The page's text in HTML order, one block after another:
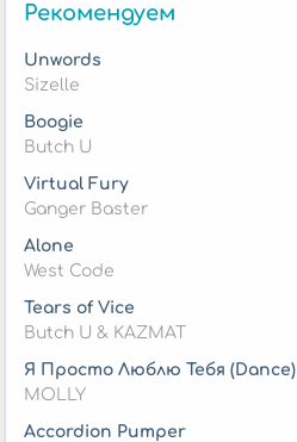
Рекомендуем
Unwords
Sizelle
Boogie
Butch U
Virtual Fury
Ganger Baster
Alone
West Code
Tears of Vice
Butch U & KAZMAT
Я Просто Люблю Тебя (Dance)
MOLLY
Accordion Pumper